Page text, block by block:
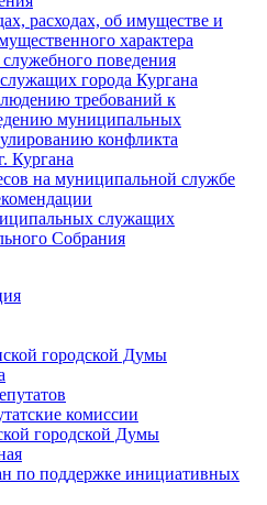
расходах, об имуществе и
характера
поведения
города Кургана
требований к
муниципальных
конфликта
Кургана
на муниципальной службе
служащих
Cобрания
городской Думы
комиссии
городской Думы
по поддержке инициативных